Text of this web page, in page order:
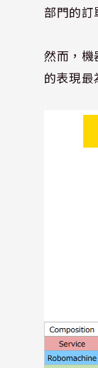
部門的
然而，
的表現